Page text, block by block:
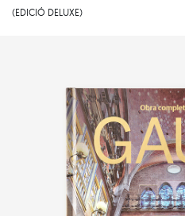
(EDICIÓ DELUXE)